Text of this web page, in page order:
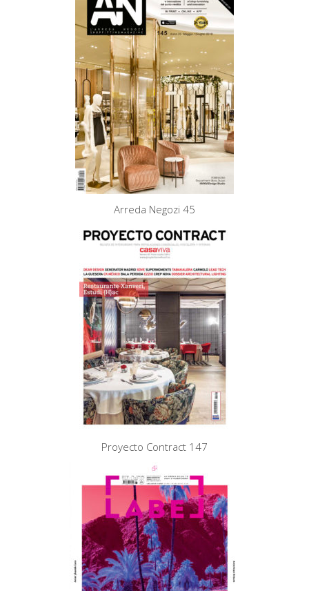
Arreda Negozi 45
Proyecto Contract 147